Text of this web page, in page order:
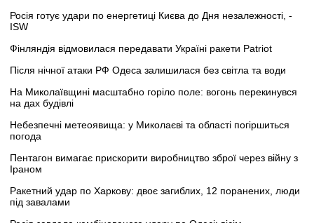
Росія готує удари по енергетиці Києва до Дня незалежності, -
ISW
Фінляндія відмовилася передавати Україні ракети Patriot
Після нічної атаки РФ Одеса залишилася без світла та води
На Миколаївщині масштабно горіло поле: вогонь перекинувся
на дах будівлі
Небезпечні метеоявища: у Миколаєві та області погіршиться
погода
Пентагон вимагає прискорити виробництво зброї через війну з
Іраном
Ракетний удар по Харкову: двоє загиблих, 12 поранених, люди
під завалами